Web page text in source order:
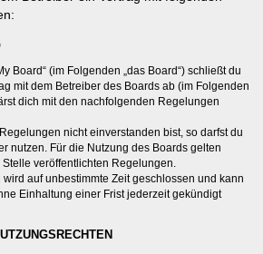
Board“ (im Folgenden „das Board“) schließt du
mit dem Betreiber des Boards ab (im Folgenden
dich mit den nachfolgenden Regelungen
nicht einverstanden bist, so darfst du
nutzen. Für die Nutzung des Boards gelten
veröffentlichten Regelungen.
wird auf unbestimmte Zeit geschlossen und kann
Einhaltung einer Frist jederzeit gekündigt